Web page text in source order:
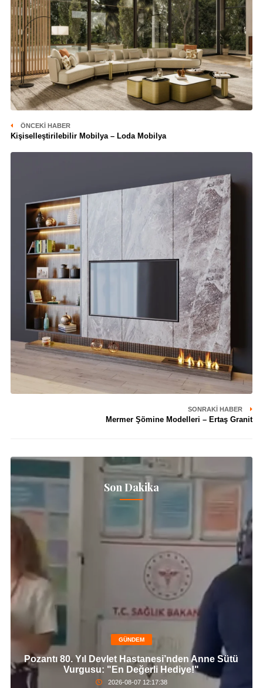
ÖNCEKI HABER
Kişiselleştirilebilir Mobilya – Loda Mobilya
SONRAKI HABER
Mermer Şömine Modelleri – Ertaş Granit
Son Dakika
GÜNDEM
Pozantı 80. Yıl Devlet Hastanesi’nden Anne Sütü
Vurgusu: "En Değerli Hediye!"
2026-08-07 12:17:38